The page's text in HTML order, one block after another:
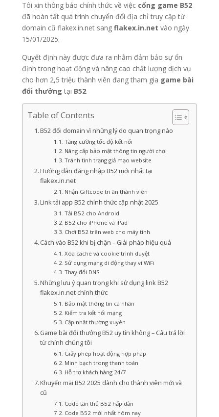
Tôi xin thông báo chính thức về việc cổng game B52
đã hoàn tất quá trình chuyển đổi địa chỉ truy cập từ
domain cũ flakex.in.net sang flakex.in.net vào ngày
15/01/2025.
Quyết định này được đưa ra nhằm đảm bảo sự ổn
định trong hoạt động và nâng cao chất lượng dịch vụ
cho hơn 2,5 triệu thành viên đang tham gia game bài
đổi thưởng tại B52.
Table of Contents
B52 đổi domain vì những lý do quan trọng nào
Tăng cường tốc độ kết nối
Nâng cấp bảo mật thông tin người chơi
Tránh tình trạng giả mạo website
Hướng dẫn đăng nhập B52 mới nhất tại
flakex.in.net
Nhận Giftcode tri ân thành viên
Link tải app B52 chính thức cập nhật 2025
Tải B52 cho Android
B52 cho iPhone và iPad
Chơi B52 trên web cho máy tính
Cách vào B52 khi bị chặn – Giải pháp hiệu quả
Xóa cache và cookie trình duyệt
Sử dụng mạng di động thay vì WiFi
Thay đổi DNS
Những lưu ý quan trọng khi sử dụng link B52
flakex.in.net chính thức
Bảo mật thông tin cá nhân
Kiểm tra kết nối mạng
Cập nhật thường xuyên
Game bài đổi thưởng B52 uy tín không – Câu trả lời
từ chính chúng tôi
Giấy phép hoạt động hợp pháp
Minh bạch trong thanh toán
Hỗ trợ khách hàng 24/7
Khuyến mãi B52 2025 dành cho thành viên mới và
cũ
Code tân thủ B52 hấp dẫn
Code B52 mới nhất hôm nay